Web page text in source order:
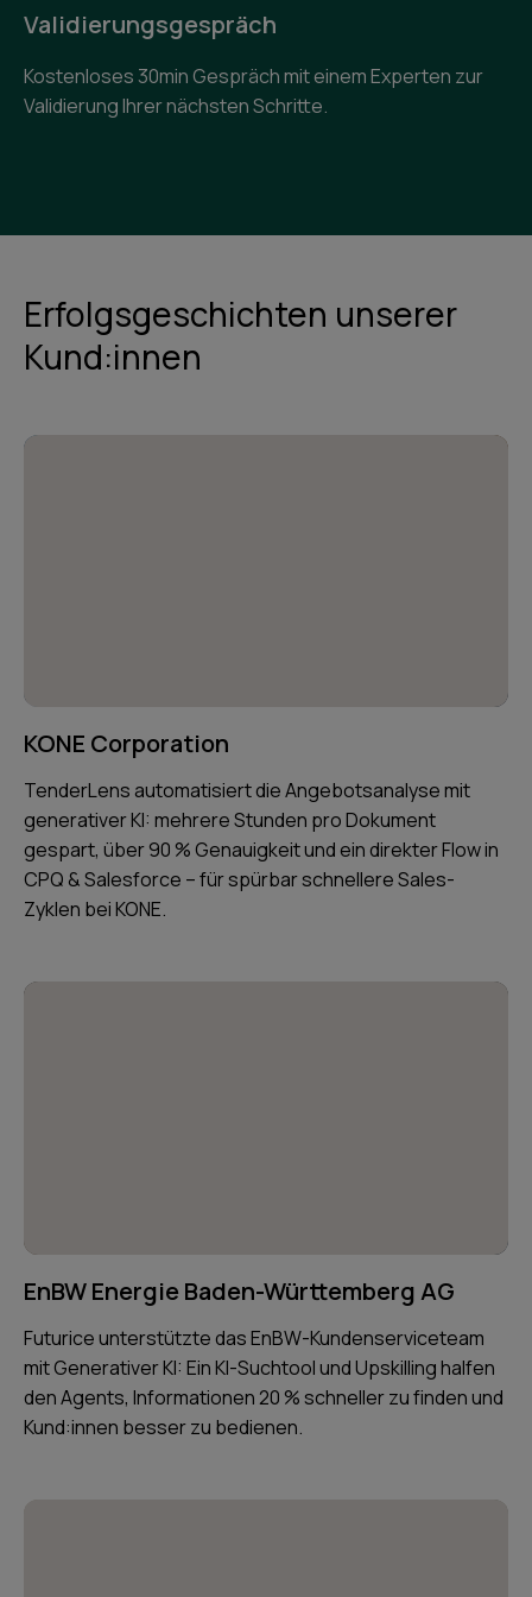
Validierungsgespräch
Kostenloses 30min Gespräch mit einem Experten zur
Validierung Ihrer nächsten Schritte.
Erfolgsgeschichten unserer
Kund:innen
KONE Corporation
TenderLens automatisiert die Angebotsanalyse mit
generativer KI: mehrere Stunden pro Dokument
gespart, über 90 % Genauigkeit und ein direkter Flow in
CPQ & Salesforce – für spürbar schnellere Sales-
Zyklen bei KONE.
EnBW Energie Baden-Württemberg AG
Futurice unterstützte das EnBW-Kundenserviceteam
mit Generativer KI: Ein KI-Suchtool und Upskilling halfen
den Agents, Informationen 20 % schneller zu finden und
Kund:innen besser zu bedienen.